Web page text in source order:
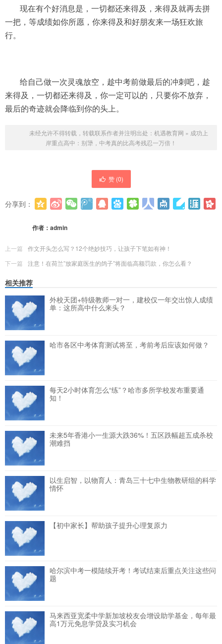
现在有个好消息是，一切都还来得及，来得及就再去拼
一把，等成绩如你所愿，你来得及和好朋友来一场狂欢旅
行。
给自己做一次灵魂放空，趁中考前做最后的冲刺吧，趁
来得及，一切都还来得及，你一定可以的，只要你不放弃，
最后的奇迹就会降临到你的头上。
未经允许不得转载，转载联系作者并注明出处： 机遇教育网 » 成功上
岸重点高中：别犟，中考真的比高考残忍一万倍！
赞 (0)
分享到：
作者： admin
上一篇
作文开头怎么写？12个绝妙技巧，让孩子下笔如有神！
下一篇
注意！在荷兰”放家庭医生的鸽子”将面临高额罚款，你怎么看？
相关推荐
外校天团+特级教师一对一，建校仅一年交出惊人成绩
单：这所高中什么来头？
哈市各区中考体育测试将至，考前考后应该如何做？
每天2小时体育怎么“练”？哈市多所学校发布重要通
知！
未来5年香港小一生源大跌36%！五区跌幅超五成杀校
潮难挡
以生启智，以物育人：青岛三十七中生物教研组的科学
情怀
【初中家长】帮助孩子提升心理复原力
哈尔滨中考一模陆续开考！考试结束后重点关注这些问
题
马来西亚宽柔中学新加坡校友会增设助学基金，每年最
高1万元免息学贷及实习机会